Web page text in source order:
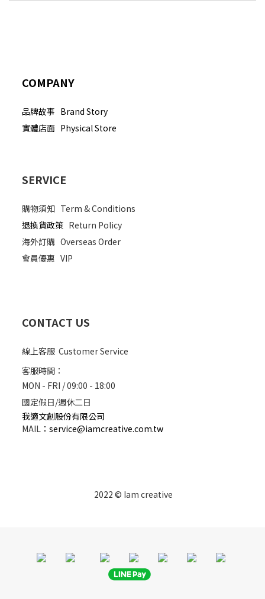
COMPANY
品牌故事 Brand Story
實體店面 Physical Store
SERVICE
購物須知 Term & Conditions
退換貨政策 Return Policy
海外訂購 Overseas Order
會員優惠 VIP
CONTACT US
線上客服 Customer Service
客服時間：
MON - FRI / 09:00 - 18:00
國定假日/週休二日
我適文創股份有限公司
MAIL ： service@iamcreative.com.tw
2022 © Iam creative